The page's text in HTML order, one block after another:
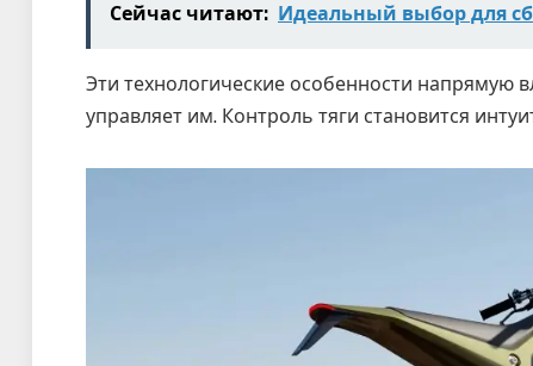
Сейчас читают: Идеальный выбор для
Эти технологические особенности напрямую
управляет им. Контроль тяги становится